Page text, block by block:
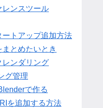
レンスツール
ートアップ追加方法
まとめたいとき
レンダリング
グ管理
で作る
を追加する方法